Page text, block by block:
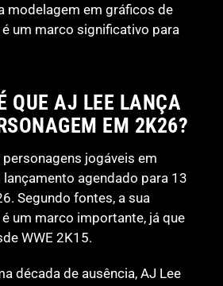
modelagem em gráficos de
um marco significativo para
QUE AJ LEE LANÇA
EM 2K26?
jogáveis em
lançamento agendado para 13
Segundo fontes, a sua
um marco importante, já que
WWE 2K15.
década de ausência, AJ Lee